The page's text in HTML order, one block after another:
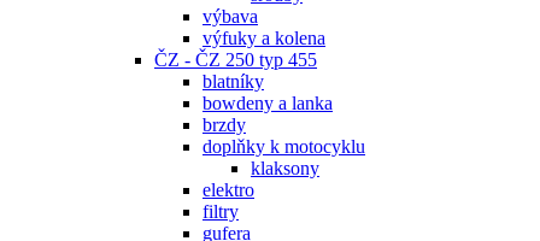
výbava
výfuky a kolena
ČZ - ČZ 250 typ 455
blatníky
bowdeny a lanka
brzdy
doplňky k motocyklu
klaksony
elektro
filtry
gufera